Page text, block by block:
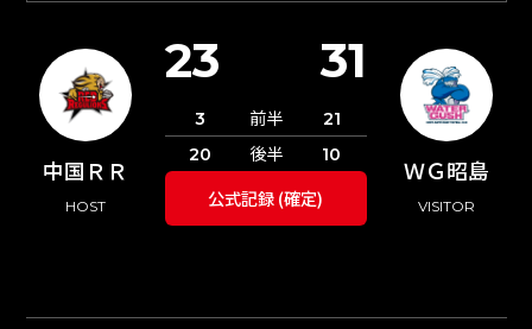
中国ＲＲ
HOST
ＷＧ昭島
VISITOR
23 31
3 前半
21
20
後半 10
公式記録 (確定)